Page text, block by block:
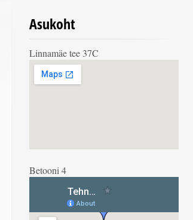
Asukoht
Linnamäe tee 37C
Betooni 4